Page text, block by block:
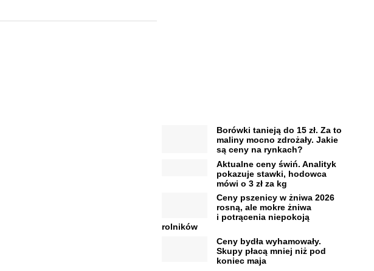
Borówki tanieją do 15 zł. Za to
maliny mocno zdrożały. Jakie
są ceny na rynkach?
Aktualne ceny świń. Analityk
pokazuje stawki, hodowca
mówi o 3 zł za kg
Ceny pszenicy w żniwa 2026
rosną, ale mokre żniwa
i potrącenia niepokoją
rolników
Ceny bydła wyhamowały.
Skupy płacą mniej niż pod
koniec maja